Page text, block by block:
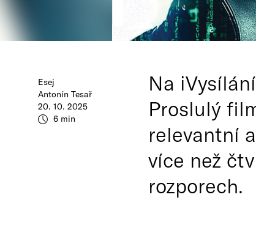
Esej
Antonín Tesař
20. 10. 2025
6 min
Na
Proslulý
relevantní
více než
rozporech.